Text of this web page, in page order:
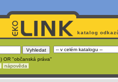
katalog
OR "občanská práva"
nápověda